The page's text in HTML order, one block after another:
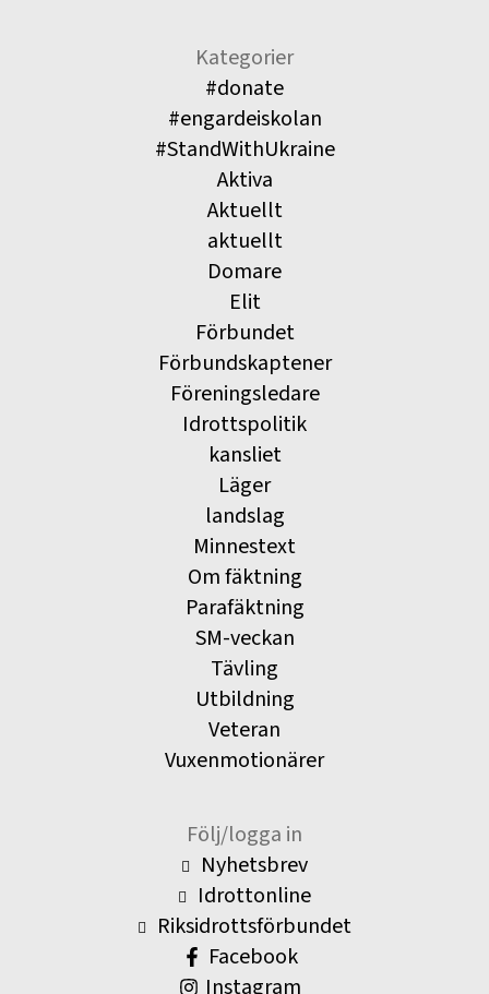
Kategorier
#donate
#engardeiskolan
#StandWithUkraine
Aktiva
Aktuellt
aktuellt
Domare
Elit
Förbundet
Förbundskaptener
Föreningsledare
Idrottspolitik
kansliet
Läger
landslag
Minnestext
Om fäktning
Parafäktning
SM-veckan
Tävling
Utbildning
Veteran
Vuxenmotionärer
Följ/logga in
Nyhetsbrev
Idrottonline
Riksidrottsförbundet
Facebook
Instagram